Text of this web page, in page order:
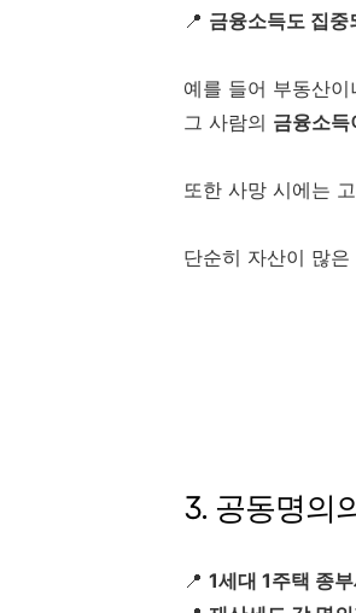
📍 금융소득도 집중
예를 들어 부동산
그 사람의 금융소
또한 사망 시에는
단순히 자산이 많
3. 공동명의
📍 1세대 1주택 종